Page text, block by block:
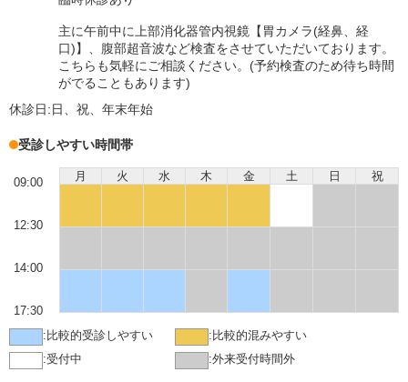
主に午前中に上部消化器管内視鏡【胃カメラ(経鼻、経
口)】、腹部超音波など検査をさせていただいております。
こちらも気軽にご相談ください。(予約検査のため待ち時間
がでることもあります)
休診日:日、祝、年末年始
受診しやすい時間帯
月 火 水 木 金 土 日 祝
09:00
12:30
14:00
17:30
: 比較的受診しやすい : 比較的混みやすい
:受付中 :外来受付時間外